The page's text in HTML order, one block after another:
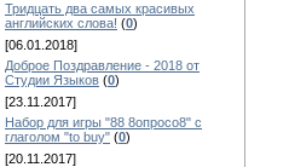
Тридцать два самых красивых
английских слова! (0)
[06.01.2018]
Доброе Поздравление - 2018 от
Студии Языков (0)
[23.11.2017]
Набор для игры "88 8опросо8" с
глаголом "to buy" (0)
[20.11.2017]